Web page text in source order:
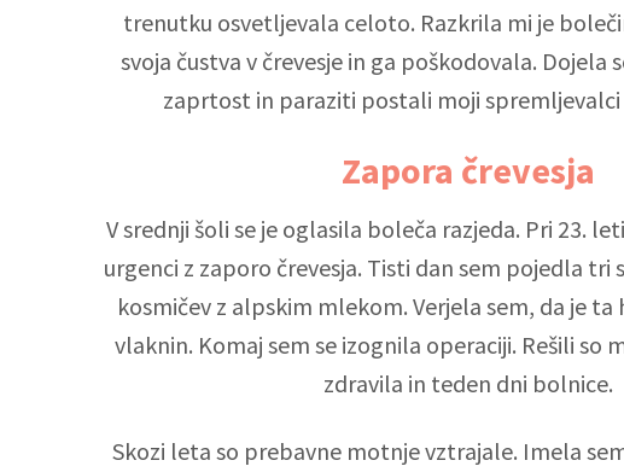
trenutku osvetljevala celoto. Razkrila mi je
svoja čustva v črevesje in ga poškodovala. Dojela
zaprtost in paraziti postali moji
Zapora črevesja
V srednji šoli se je oglasila boleča razjeda. Pri 23.
urgenci z zaporo črevesja. Tisti dan sem pojedla
kosmičev z alpskim mlekom. Verjela sem, da je
vlaknin. Komaj sem se izognila operaciji. Rešili so
zdravila in teden dni bolnice.
Skozi leta so prebavne motnje vztrajale. Imela